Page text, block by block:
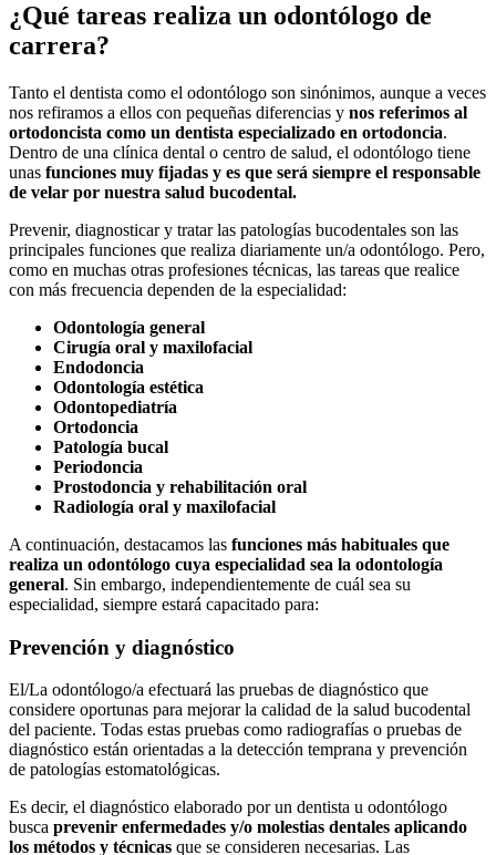
¿Qué tareas realiza un odontólogo de
carrera?
Tanto el dentista como el odontólogo son sinónimos, aunque a veces
nos refiramos a ellos con pequeñas diferencias y nos referimos al
ortodoncista como un dentista especializado en ortodoncia.
Dentro de una clínica dental o centro de salud, el odontólogo tiene
unas funciones muy fijadas y es que será siempre el responsable
de velar por nuestra salud bucodental.
Prevenir, diagnosticar y tratar las patologías bucodentales son las
principales funciones que realiza diariamente un/a odontólogo. Pero,
como en muchas otras profesiones técnicas, las tareas que realice
con más frecuencia dependen de la especialidad:
Odontología general
Cirugía oral y maxilofacial
Endodoncia
Odontología estética
Odontopediatría
Ortodoncia
Patología bucal
Periodoncia
Prostodoncia y rehabilitación oral
Radiología oral y maxilofacial
A continuación, destacamos las funciones más habituales que
realiza un odontólogo cuya especialidad sea la odontología
general. Sin embargo, independientemente de cuál sea su
especialidad, siempre estará capacitado para:
Prevención y diagnóstico
El/La odontólogo/a efectuará las pruebas de diagnóstico que
considere oportunas para mejorar la calidad de la salud bucodental
del paciente. Todas estas pruebas como radiografías o pruebas de
diagnóstico están orientadas a la detección temprana y prevención
de patologías estomatológicas.
Es decir, el diagnóstico elaborado por un dentista u odontólogo
busca prevenir enfermedades y/o molestias dentales aplicando
los métodos y técnicas que se consideren necesarias. Las